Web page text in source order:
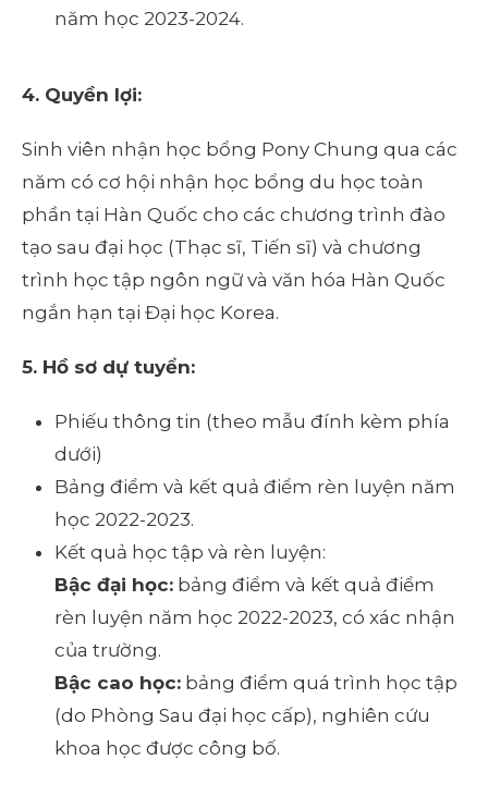
năm học 2023-2024.
4. Quyền lợi:
Sinh viên nhận học bổng Pony Chung qua các
năm có cơ hội nhận học bổng du học toàn
phần tại Hàn Quốc cho các chương trình đào
tạo sau đại học (Thạc sĩ, Tiến sĩ) và chương
trình học tập ngôn ngữ và văn hóa Hàn Quốc
ngắn hạn tại Đại học Korea.
5. Hồ sơ dự tuyển:
Phiếu thông tin (theo mẫu đính kèm phía
dưới)
Bảng điểm và kết quả điểm rèn luyện năm
học 2022-2023.
Kết quả học tập và rèn luyện:
Bậc đại học: bảng điểm và kết quả điểm
rèn luyện năm học 2022-2023, có xác nhận
của trường.
Bậc cao học: bảng điểm quá trình học tập
(do Phòng Sau đại học cấp), nghiên cứu
khoa học được công bố.